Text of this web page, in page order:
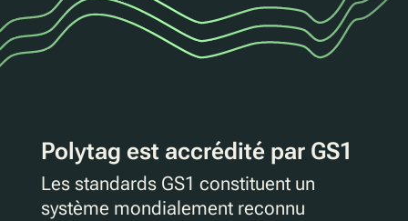
Polytag est accrédité par GS1
Les standards GS1 constituent un
système mondialement reconnu